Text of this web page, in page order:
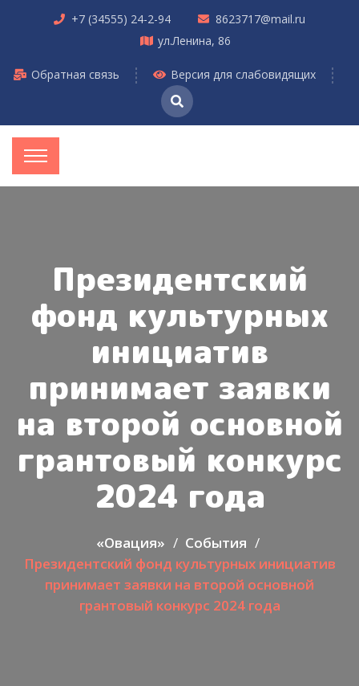
+7 (34555) 24-2-94
8623717@mail.ru
ул.Ленина, 86
Обратная связь Версия для слабовидящих
Президентский
фонд культурных
инициатив
принимает заявки
на второй основной
грантовый конкурс
2024 года
«Овация»
События
Президентский фонд культурных инициатив
принимает заявки на второй основной
грантовый конкурс 2024 года